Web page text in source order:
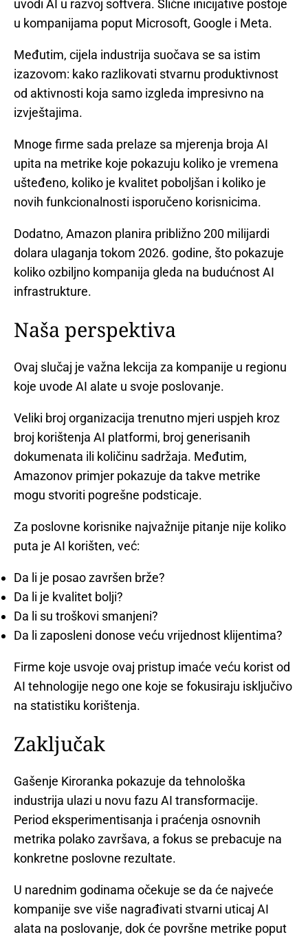
uvodi AI u razvoj softvera. Slične inicijative postoje
u kompanijama poput Microsoft, Google i Meta.
Međutim, cijela industrija suočava se sa istim
izazovom: kako razlikovati stvarnu produktivnost
od aktivnosti koja samo izgleda impresivno na
izvještajima.
Mnoge firme sada prelaze sa mjerenja broja AI
upita na metrike koje pokazuju koliko je vremena
ušteđeno, koliko je kvalitet poboljšan i koliko je
novih funkcionalnosti isporučeno korisnicima.
Dodatno, Amazon planira približno 200 milijardi
dolara ulaganja tokom 2026. godine, što pokazuje
koliko ozbiljno kompanija gleda na budućnost AI
infrastrukture.
Naša perspektiva
Ovaj slučaj je važna lekcija za kompanije u regionu
koje uvode AI alate u svoje poslovanje.
Veliki broj organizacija trenutno mjeri uspjeh kroz
broj korištenja AI platformi, broj generisanih
dokumenata ili količinu sadržaja. Međutim,
Amazonov primjer pokazuje da takve metrike
mogu stvoriti pogrešne podsticaje.
Za poslovne korisnike najvažnije pitanje nije koliko
puta je AI korišten, već:
Da li je posao završen brže?
Da li je kvalitet bolji?
Da li su troškovi smanjeni?
Da li zaposleni donose veću vrijednost klijentima?
Firme koje usvoje ovaj pristup imaće veću korist od
AI tehnologije nego one koje se fokusiraju isključivo
na statistiku korištenja.
Zaključak
Gašenje Kiroranka pokazuje da tehnološka
industrija ulazi u novu fazu AI transformacije.
Period eksperimentisanja i praćenja osnovnih
metrika polako završava, a fokus se prebacuje na
konkretne poslovne rezultate.
U narednim godinama očekuje se da će najveće
kompanije sve više nagrađivati stvarni uticaj AI
alata na poslovanje, dok će površne metrike poput